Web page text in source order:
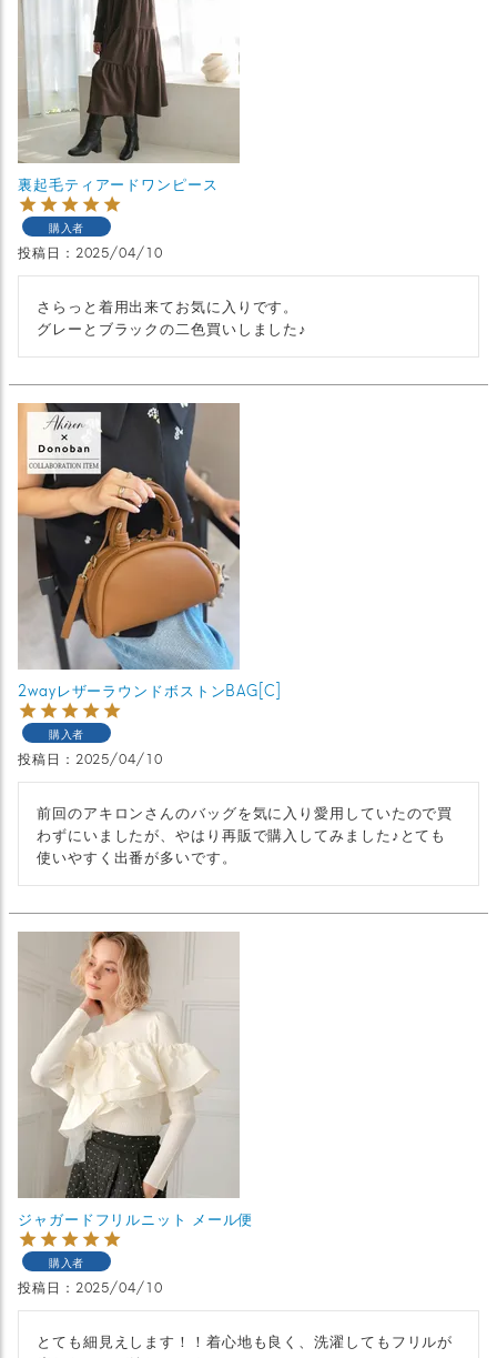
裏起毛ティアードワンピース
購入者
投稿日 2025/04/10
さらっと着用出来てお気に入りです。
グレーとブラックの二色買いしました♪
2wayレザーラウンドボストンBAG[C]
購入者
投稿日 2025/04/10
前回のアキロンさんのバッグを気に入り愛用していたので買
わずにいましたが、やはり再販で購入してみました♪とても
使いやすく出番が多いです。
ジャガードフリルニット メール便
購入者
投稿日 2025/04/10
とても細見えします！！着心地も良く、洗濯してもフリルが